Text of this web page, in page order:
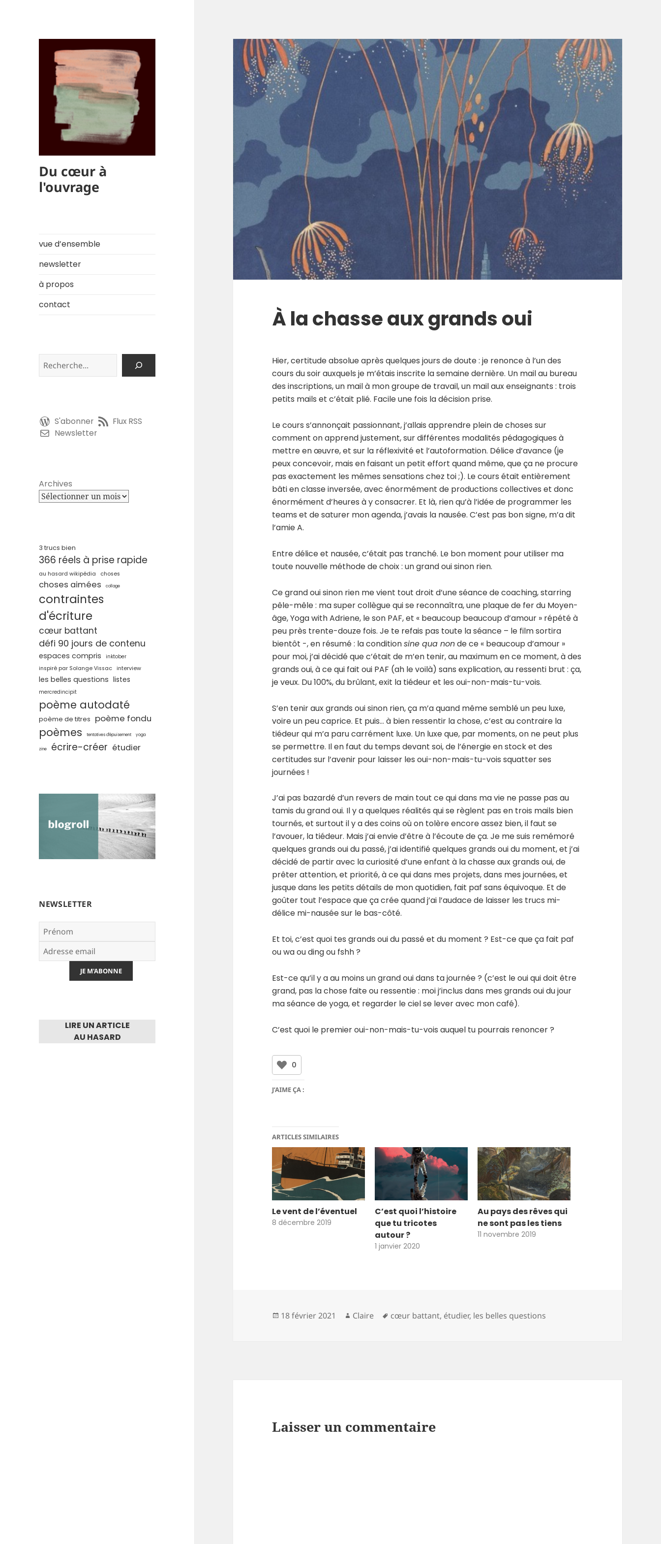
Du cœur à
l'ouvrage
vue d’ensemble
newsletter
à propos
contact
S'abonner
Flux RSS
Newsletter
Archives
3 trucs bien
366 réels à prise rapide
au hasard wikipédia choses
choses aimées collage
contraintes
d'écriture
cœur battant
défi 90 jours de contenu
espaces compris
inktober
inspiré par Solange Vissac
interview
les belles questions listes
mercredincipit
poème autodaté
poème de titres poème fondu
poèmes tentatives d'épuisement yoga
zine écrire-créer étudier
NEWSLETTER
LIRE UN ARTICLE
AU HASARD
À la chasse aux grands oui
Hier, certitude absolue après quelques jours de doute : je renonce à l’un des
cours du soir auxquels je m’étais inscrite la semaine dernière. Un mail au bureau
des inscriptions, un mail à mon groupe de travail, un mail aux enseignants : trois
petits mails et c’était plié. Facile une fois la décision prise.
Le cours s’annonçait passionnant, j’allais apprendre plein de choses sur
comment on apprend justement, sur différentes modalités pédagogiques à
mettre en œuvre, et sur la réflexivité et l’autoformation. Délice d’avance (je
peux concevoir, mais en faisant un petit effort quand même, que ça ne procure
pas exactement les mêmes sensations chez toi ;). Le cours était entièrement
bâti en classe inversée, avec énormément de productions collectives et donc
énormément d’heures à y consacrer. Et là, rien qu’à l’idée de programmer les
teams et de saturer mon agenda, j’avais la nausée. C’est pas bon signe, m’a dit
l’amie A.
Entre délice et nausée, c’était pas tranché. Le bon moment pour utiliser ma
toute nouvelle méthode de choix : un grand oui sinon rien.
Ce grand oui sinon rien me vient tout droit d’une séance de coaching, starring
pêle-mêle : ma super collègue qui se reconnaîtra, une plaque de fer du Moyen-
âge, Yoga with Adriene, le son PAF, et « beaucoup beaucoup d’amour » répété à
peu près trente-douze fois. Je te refais pas toute la séance – le film sortira
bientôt -, en résumé : la conditionsine qua nonde ce « beaucoup d’amour »
pour moi, j’ai décidé que c’était de m’en tenir, au maximum en ce moment, à des
grands oui, à ce qui fait oui PAF (ah le voilà) sans explication, au ressenti brut : ça,
je veux. Du 100%, du brûlant, exit la tiédeur et les oui-non-mais-tu-vois.
S’en tenir aux grands oui sinon rien, ça m’a quand même semblé un peu luxe,
voire un peu caprice. Et puis… à bien ressentir la chose, c’est au contraire la
tiédeur qui m’a paru carrément luxe. Un luxe que, par moments, on ne peut plus
se permettre. Il en faut du temps devant soi, de l’énergie en stock et des
certitudes sur l’avenir pour laisser les oui-non-mais-tu-vois squatter ses
journées !
J’ai pas bazardé d’un revers de main tout ce qui dans ma vie ne passe pas au
tamis du grand oui. Il y a quelques réalités qui se règlent pas en trois mails bien
tournés, et surtout il y a des coins où on tolère encore assez bien, il faut se
l’avouer, la tiédeur. Mais j’ai envie d’être à l’écoute de ça. Je me suis remémoré
quelques grands oui du passé, j’ai identifié quelques grands oui du moment, et j’ai
décidé de partir avec la curiosité d’une enfant à la chasse aux grands oui, de
prêter attention, et priorité, à ce qui dans mes projets, dans mes journées, et
jusque dans les petits détails de mon quotidien, fait paf sans équivoque. Et de
goûter tout l’espace que ça crée quand j’ai l’audace de laisser les trucs mi-
délice mi-nausée sur le bas-côté.
Et toi, c’est quoi tes grands oui du passé et du moment ? Est-ce que ça fait paf
ou wa ou ding ou fshh ?
Est-ce qu’il y a au moins un grand oui dans ta journée ? (c’est le oui qui doit être
grand, pas la chose faite ou ressentie : moi j’inclus dans mes grands oui du jour
ma séance de yoga, et regarder le ciel se lever avec mon café).
C’est quoi le premier oui-non-mais-tu-vois auquel tu pourrais renoncer ?
0
J’AIME ÇA :
ARTICLES SIMILAIRES
Le vent de l’éventuel
8 décembre 2019
C’est quoi l’histoire
que tu tricotes
autour ?
1 janvier 2020
Au pays des rêves qui
ne sont pas les tiens
11 novembre 2019
Publié
18 février 2021 Auteur
Claire
Mots-
cœur battant, étudier, les belles questions
Laisser un commentaire